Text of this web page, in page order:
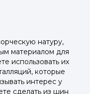
натуру,
материалом для
использовать их
которые
интерес у
сделать из шин